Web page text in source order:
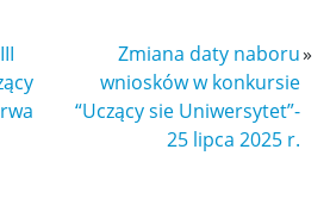
Zmiana daty naboru
wniosków w konkursie
“Uczący sie Uniwersytet”-
25 lipca 2025 r.
»